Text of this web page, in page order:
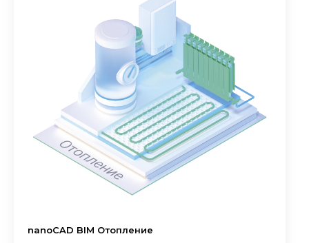
nanoCAD BIM Отопление